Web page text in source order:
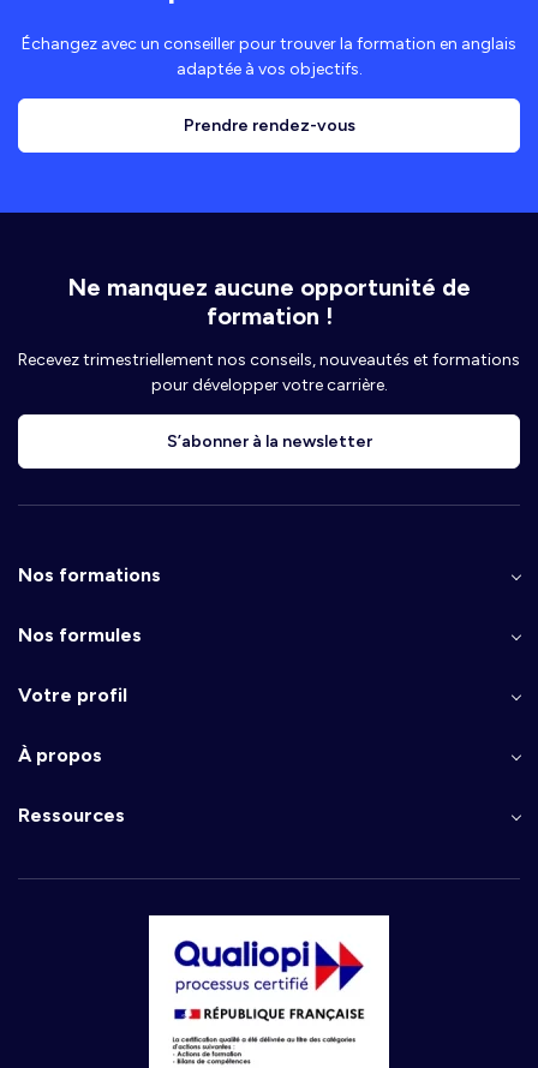
Échangez avec un conseiller pour trouver la formation en anglais
adaptée à vos objectifs.
Prendre rendez-vous
Ne manquez aucune opportunité de
formation !
Recevez trimestriellement nos conseils, nouveautés et formations
pour développer votre carrière.
S’abonner à la newsletter
Nos formations
Nos formules
Votre profil
À propos
Ressources